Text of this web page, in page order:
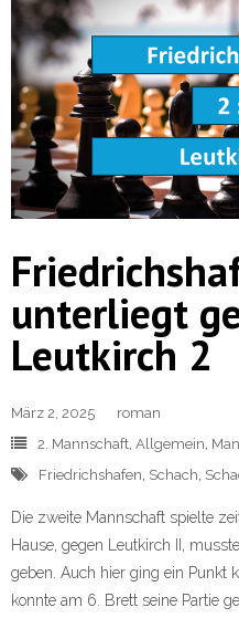
unterliegt
Leutkirch 2
März 2, 2025
roman
2. Mannschaft, Allgemein,
Friedrichshafen, Schach,
Die zweite Mannschaft spielte
Hause, gegen Leutkirch II,
geben. Auch hier ging ein Punkt
konnte am 6. Brett seine Partie